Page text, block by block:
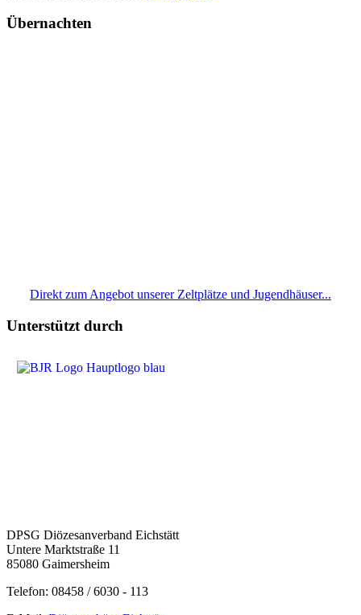
Übernachten
Direkt zum Angebot unserer Zeltplätze und Jugendhäuser...
Unterstützt durch
DPSG Diözesanverband Eichstätt
Untere Marktstraße 11
85080 Gaimersheim
Telefon: 08458 / 6030 - 113